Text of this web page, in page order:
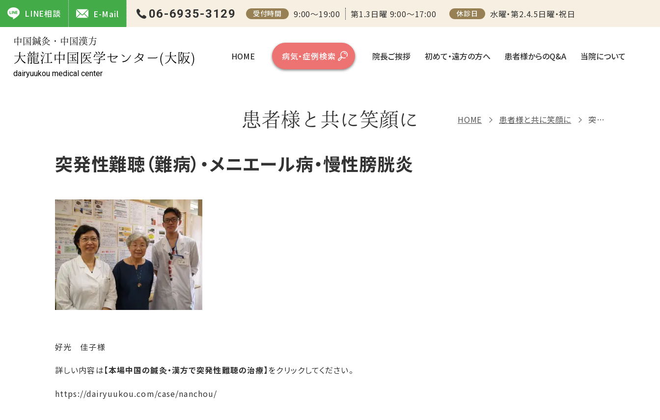
突発性難聴（難病）・メニエール病・慢性膀胱炎 ｜大龍江中国医学センター（大阪）
LINE相談 E-Mail 06-6935-3129 受付時間 9:00～19:00 第1.3日曜 9:00～17:00 休診日 水曜・第2.4.5日曜・祝日
中国鍼灸・中国漢方
大龍江中国医学センター(大阪)
dairyuukou medical center
HOME 病気・症例検索 院長ご挨拶 初めて・遠方の方へ 患者様からのQ&A 当院について
HOME 患者様と共に笑顔に 突発性難聴（難病）・メニエール病・慢性膀胱炎
患者様と共に笑顔に
突発性難聴（難病）・メニエール病・慢性膀胱炎
好光 佳子様
詳しい内容は【本場中国の鍼灸・漢方で突発性難聴の治療】をクリックしてください。
https://dairyuukou.com/case/nanchou/